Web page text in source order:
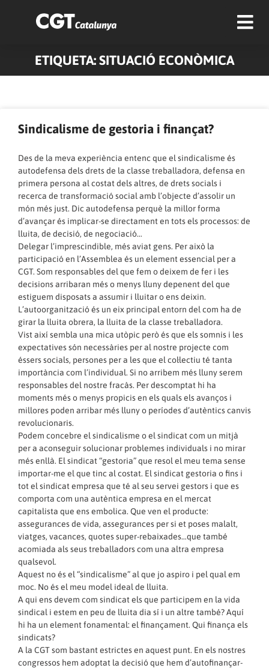
ETIQUETA: SITUACIÓ ECONÒMICA
Sindicalisme de gestoria i finançat?
Des de la meva experiència entenc que el sindicalisme és
autodefensa dels drets de la classe treballadora, defensa en
primera persona al costat dels altres, de drets socials i
recerca de transformació social amb l’objecte d’assolir un
món més just. Dic autodefensa perquè la millor forma
d’avançar és implicar-se directament en tots els processos: de
lluita, de decisió, de negociació…
Delegar l’imprescindible, més aviat gens. Per això la
participació en l’Assemblea és un element essencial per a
CGT. Som responsables del que fem o deixem de fer i les
decisions arribaran més o menys lluny depenent del que
estiguem disposats a assumir i lluitar o ens deixin.
L’autoorganització és un eix principal entorn del com ha de
girar la lluita obrera, la lluita de la classe treballadora.
Vist així sembla una mica utòpic però és que els somnis i les
expectatives són necessàries per al nostre projecte com
éssers socials, persones per a les que el col·lectiu té tanta
importància com l’individual. Si no arribem més lluny serem
responsables del nostre fracàs. Per descomptat hi ha
moments més o menys propicis en els quals els avanços i
millores poden arribar més lluny o períodes d’autèntics canvis
revolucionaris.
Podem concebre el sindicalisme o el sindicat com un mitjà
per a aconseguir solucionar problemes individuals i no mirar
més enllà. El sindicat “gestoria” que resol el meu tema sense
importar-me el que tinc al costat. El sindicat gestoria o fins i
tot el sindicat empresa que té al seu servei gestors i que es
comporta com una autèntica empresa en el mercat
capitalista que ens embolica. Que ven el producte:
assegurances de vida, assegurances per si et poses malalt,
viatges, vacances, quotes super-rebaixades…que també
acomiada als seus treballadors com una altra empresa
qualsevol.
Aquest no és el “sindicalisme” al que jo aspiro i pel qual em
moc. No és el meu model ideal de lluita.
A qui ens devem com sindicat els que participem en la vida
sindical i estem en peu de lluita dia sí i un altre també? Aquí
hi ha un element fonamental: el finançament. Qui finança els
sindicats?
A la CGT som bastant estrictes en aquest punt. En els nostres
congressos hem adoptat la decisió que hem d’autofinançar-